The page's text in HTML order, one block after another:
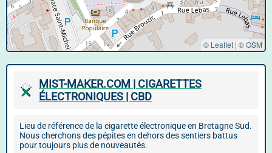
© Leaflet | ©OSM
MIST-MAKER.COM | CIGARETTES
ÉLECTRONIQUES | CBD
Lieu de référence de la cigarette électronique en Bretagne Sud.
Nous cherchons des pépites en dehors des sentiers battus
pour toujours plus de nouveautés.